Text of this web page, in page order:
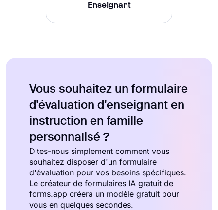
Enseignant
Vous souhaitez un formulaire
d'évaluation d'enseignant en
instruction en famille
personnalisé ?
Dites-nous simplement comment vous
souhaitez disposer d'un formulaire
d'évaluation pour vos besoins spécifiques.
Le créateur de formulaires IA gratuit de
forms.app créera un modèle gratuit pour
vous en quelques secondes.